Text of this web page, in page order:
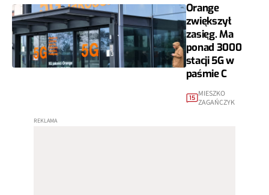
Orange
zwiększył
zasięg. Ma
ponad 3000
stacji 5G w
paśmie C
15 MIESZKO
ZAGAŃCZYK